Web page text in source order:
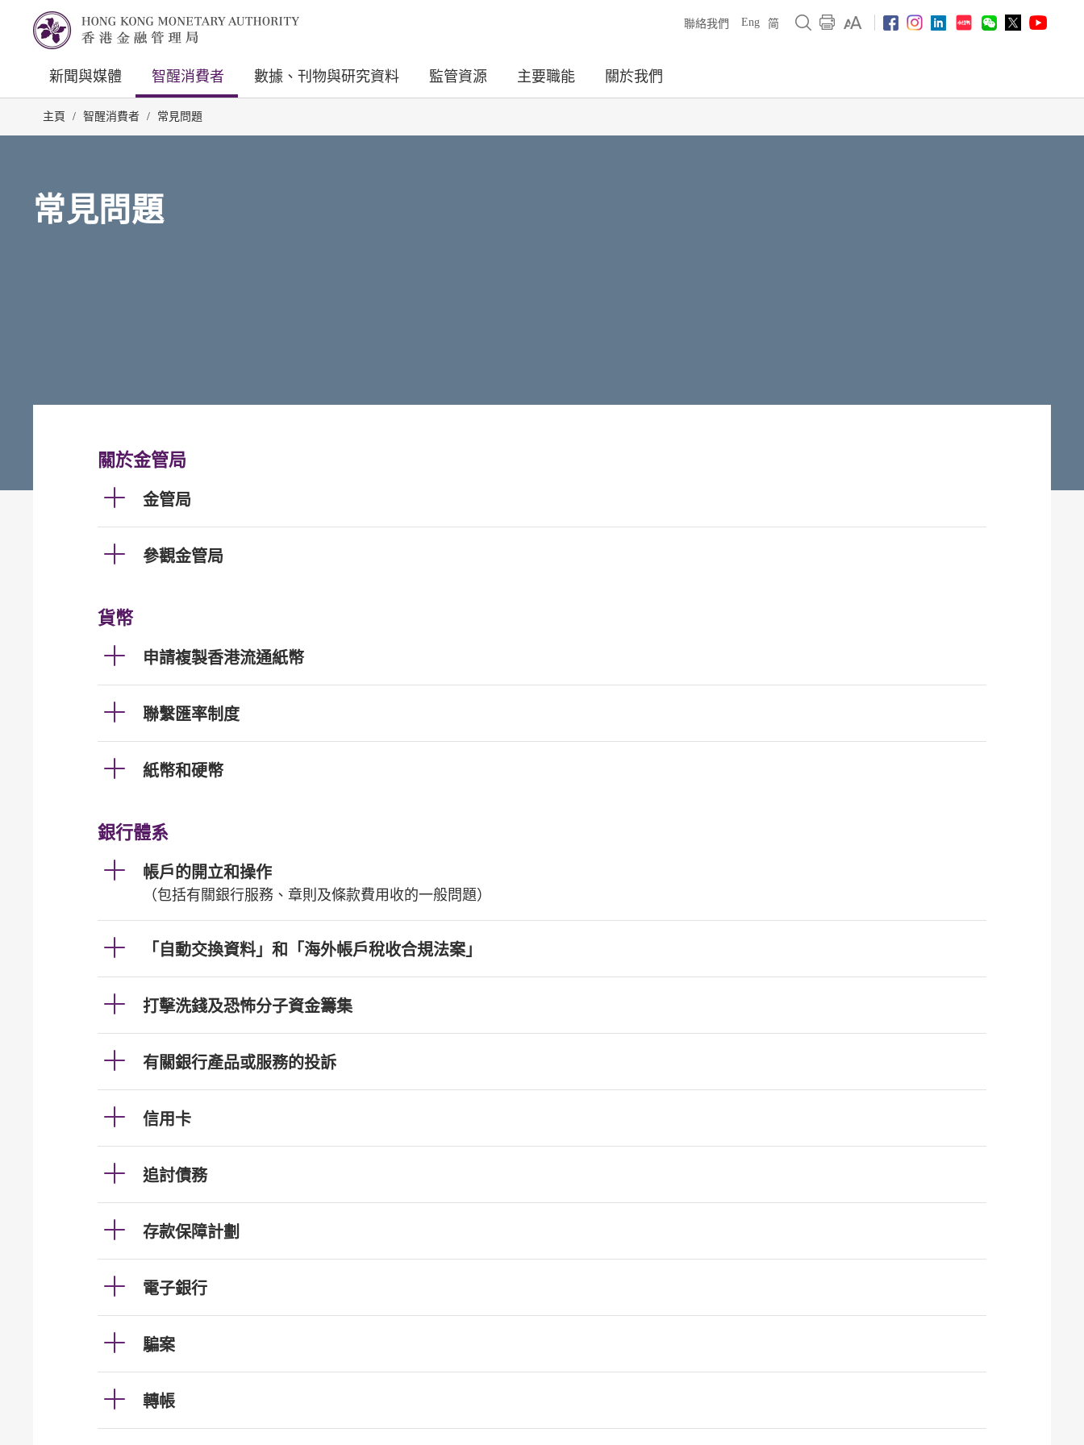
聯絡我們 Eng 简
新聞與媒體 智醒消費者 數據、刊物與研究資料 監管資源 主要職能 關於我們
主頁 / 智醒消費者 / 常見問題
常見問題
關於金管局
金管局
參觀金管局
貨幣
申請複製香港流通紙幣
聯繫匯率制度
紙幣和硬幣
銀行體系
帳戶的開立和操作
（包括有關銀行服務、章則及條款費用收的一般問題）
「自動交換資料」和「海外帳戶稅收合規法案」
打擊洗錢及恐怖分子資金籌集
有關銀行產品或服務的投訴
信用卡
追討債務
存款保障計劃
電子銀行
騙案
轉帳